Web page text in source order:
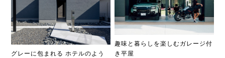
グレーに包まれる ホテルのよう
趣味と暮らしを楽しむガレージ付
き平屋